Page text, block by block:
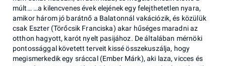
múlt… …a kilencvenes évek elejének egy felejthetetlen nyara,
amikor három jó barátnő a Balatonnál vakációzik, és közülük
csak Eszter (Törőcsik Franciska) akar hűséges maradni az
otthon hagyott, karót nyelt pasijához. De általában mérnöki
pontossággal követett terveit kissé összekuszálja, hogy
megismerkedik egy sráccal (Ember Márk), aki laza, vicces és